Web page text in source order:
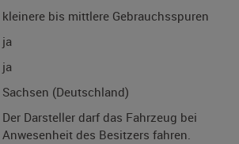
kleinere bis mittlere Gebrauchsspuren
ja
ja
Sachsen (Deutschland)
Der Darsteller darf das Fahrzeug bei
Anwesenheit des Besitzers fahren.